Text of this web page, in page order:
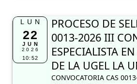
LUN
22
JUN
XII DIPLOMADO
XII DIPLOMADO